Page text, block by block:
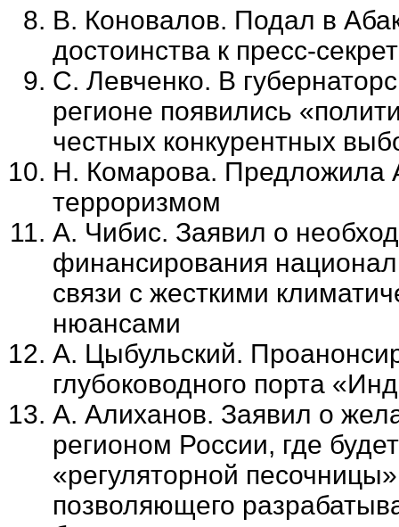
В. Коновалов. Подал в
достоинства к пресс-
С. Левченко. В
регионе появились
честных конкурентных
Н. Комарова. Предложила
терроризмом
А. Чибис. Заявил о
финансирования
связи с жесткими
нюансами
А. Цыбульский.
глубоководного порта
А. Алиханов. Заявил о
регионом России, где
«регуляторной
позволяющего